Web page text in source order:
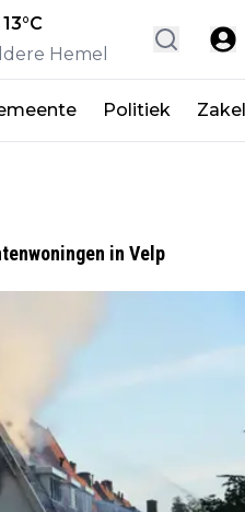
13°C
Hemel
Politiek
in Velp